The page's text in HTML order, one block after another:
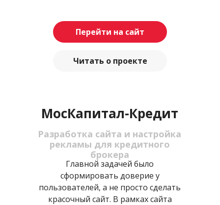
Перейти на сайт
Читать о проекте
МосКапитал-Кредит
Разработка сайта и настройка
рекламы для кредитного
брокера
Главной задачей было
сформировать доверие у
пользователей, а не просто сделать
красочный сайт. В рамках сайта